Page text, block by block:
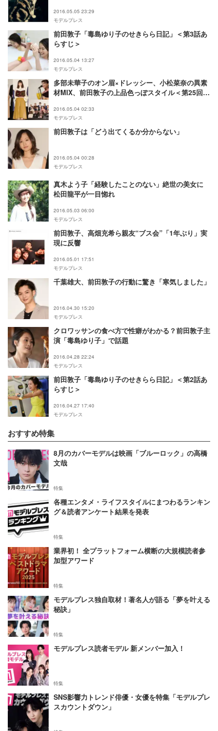
2016.05.05 23:29
モデルプレス
前田敦子「毒島ゆり子のせきらら日記」＜第3話あ
らすじ＞
2016.05.04 13:27
モデルプレス
多部未華子のオン眉×ドレッシー、小松菜奈の異素
材MIX、前田敦子の上品色っぽスタイル＜第25回日
2016.05.04 02:33
モデルプレス
前田敦子は「どう出てくるか分からない」
2016.05.04 00:28
モデルプレス
真木よう子「経験したことのない」絶世の美女に
松田龍平が一目惚れ
2016.05.03 06:00
モデルプレス
前田敦子、高畑充希ら親友“ブス会”「1年ぶり」実
現に反響
2016.05.01 17:51
モデルプレス
千葉雄大、前田敦子の行動に驚き「寒気しました」
2016.04.30 15:20
モデルプレス
クロワッサンの食べ方で性癖がわかる？前田敦子主
演「毒島ゆり子」で話題
2016.04.28 22:24
モデルプレス
前田敦子「毒島ゆり子のせきらら日記」＜第2話あ
らすじ＞
2016.04.27 17:40
モデルプレス
おすすめ特集
8月のカバーモデルは映画「ブルーロック」の高橋
文哉
特集
各種エンタメ・ライフスタイルにまつわるランキン
グ＆読者アンケート結果を発表
特集
業界初！ 全プラットフォーム横断の大規模読者参
加型アワード
特集
モデルプレス独自取材！著名人が語る「夢を叶える
秘訣」
特集
モデルプレス読者モデル 新メンバー加入！
特集
SNS影響力トレンド俳優・女優を特集「モデルプレ
スカウントダウン」